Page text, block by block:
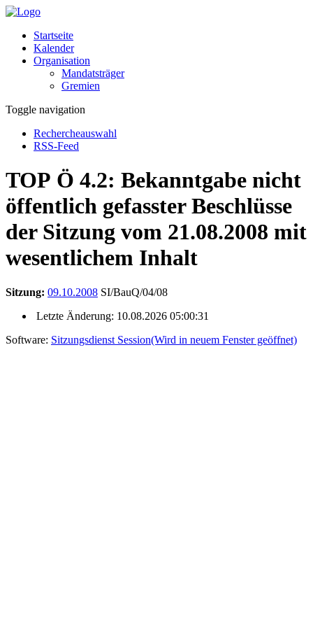
Startseite
Kalender
Organisation
Mandatsträger
Gremien
Toggle navigation
Rechercheauswahl
RSS-Feed
TOP Ö 4.2: Bekanntgabe nicht
öffentlich gefasster Beschlüsse
der Sitzung vom 21.08.2008 mit
wesentlichem Inhalt
Sitzung: 09.10.2008 SI/BauQ/04/08
Letzte Änderung: 10.08.2026 05:00:31
Software: Sitzungsdienst Session(Wird in neuem Fenster geöffnet)